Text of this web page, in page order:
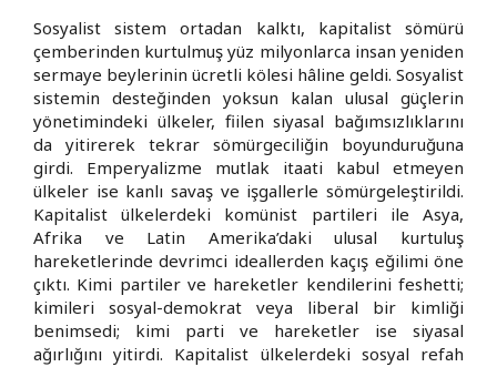
Sosyalist sistem ortadan kalktı, kapitalist sömürü
çemberinden kurtulmuş yüz milyonlarca insan yeniden
sermaye beylerinin ücretli kölesi hâline geldi. Sosyalist
sistemin desteğinden yoksun kalan ulusal güçlerin
yönetimindeki ülkeler, fiilen siyasal bağımsızlıklarını
da yitirerek tekrar sömürgeciliğin boyunduruğuna
girdi. Emperyalizme mutlak itaati kabul etmeyen
ülkeler ise kanlı savaş ve işgallerle sömürgeleştirildi.
Kapitalist ülkelerdeki komünist partileri ile Asya,
Afrika ve Latin Amerika’daki ulusal kurtuluş
hareketlerinde devrimci ideallerden kaçış eğilimi öne
çıktı. Kimi partiler ve hareketler kendilerini feshetti;
kimileri sosyal-demokrat veya liberal bir kimliği
benimsedi; kimi parti ve hareketler ise siyasal
ağırlığını yitirdi. Kapitalist ülkelerdeki sosyal refah